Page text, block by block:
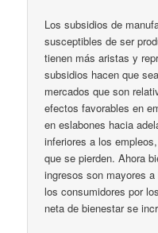
Los subsidios de
susceptibles de ser
tienen más aristas y
subsidios hacen que
mercados que son
efectos favorables en
en eslabones hacia
inferiores a los
que se pierden. Ahora
ingresos son mayores
los consumidores por
neta de bienestar se